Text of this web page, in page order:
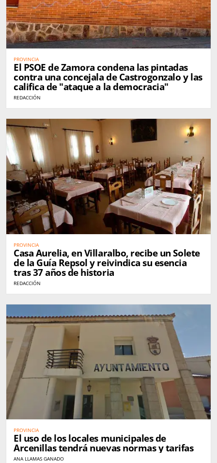
PROVINCIA
El PSOE de Zamora condena las pintadas
contra una concejala de Castrogonzalo y las
califica de "ataque a la democracia"
REDACCIÓN
PROVINCIA
Casa Aurelia, en Villaralbo, recibe un Solete
de la Guía Repsol y reivindica su esencia
tras 37 años de historia
REDACCIÓN
PROVINCIA
El uso de los locales municipales de
Arcenillas tendrá nuevas normas y tarifas
ANA LLAMAS GANADO